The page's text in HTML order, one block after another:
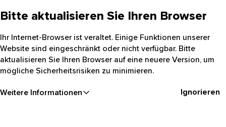
Bitte aktualisieren Sie Ihren Browser
Ihr Internet-Browser ist veraltet. Einige Funktionen unserer
Website sind eingeschränkt oder nicht verfügbar. Bitte
aktualisieren Sie Ihren Browser auf eine neuere Version, um
mögliche Sicherheitsrisiken zu minimieren.
Weitere Informationen Ignorieren